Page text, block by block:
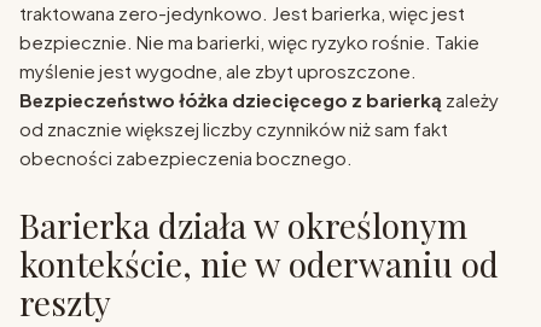
traktowana zero-jedynkowo. Jest barierka, więc jest
bezpiecznie. Nie ma barierki, więc ryzyko rośnie. Takie
myślenie jest wygodne, ale zbyt uproszczone.
Bezpieczeństwo łóżka dziecięcego z barierką zależy
od znacznie większej liczby czynników niż sam fakt
obecności zabezpieczenia bocznego.
Barierka działa w określonym
kontekście, nie w oderwaniu od
reszty